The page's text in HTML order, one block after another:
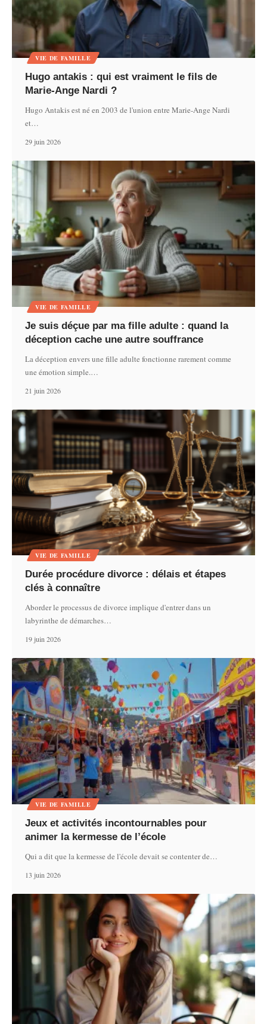
VIE DE FAMILLE
Hugo antakis : qui est vraiment le fils de
Marie-Ange Nardi ?
Hugo Antakis est né en 2003 de l'union entre Marie-Ange Nardi
et…
29 juin 2026
VIE DE FAMILLE
Je suis déçue par ma fille adulte : quand la
déception cache une autre souffrance
La déception envers une fille adulte fonctionne rarement comme
une émotion simple.…
21 juin 2026
VIE DE FAMILLE
Durée procédure divorce : délais et étapes
clés à connaître
Aborder le processus de divorce implique d'entrer dans un
labyrinthe de démarches…
19 juin 2026
VIE DE FAMILLE
Jeux et activités incontournables pour
animer la kermesse de l’école
Qui a dit que la kermesse de l'école devait se contenter de…
13 juin 2026